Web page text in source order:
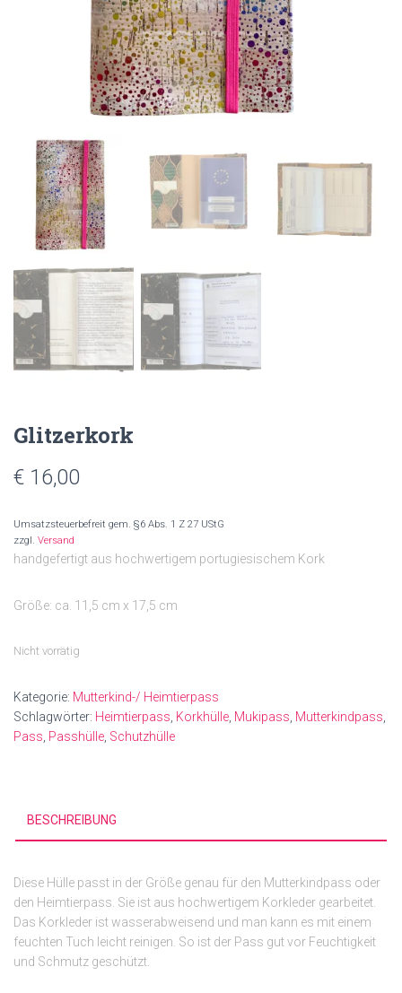
Glitzerkork
€ 16,00
Umsatzsteuerbefreit gem. §6 Abs. 1 Z 27 UStG
zzgl. Versand
handgefertigt aus hochwertigem portugiesischem Kork
Größe: ca. 11,5 cm x 17,5 cm
Nicht vorrätig
Kategorie: Mutterkind-/ Heimtierpass
Schlagwörter: Heimtierpass Korkhülle Mukipass Mutterkindpass
Pass Passhülle Schutzhülle
BESCHREIBUNG
Diese Hülle passt in der Größe genau für den Mutterkindpass oder
den Heimtierpass. Sie ist aus hochwertigem Korkleder gearbeitet.
Das Korkleder ist wasserabweisend und man kann es mit einem
feuchten Tuch leicht reinigen. So ist der Pass gut vor Feuchtigkeit
und Schmutz geschützt.